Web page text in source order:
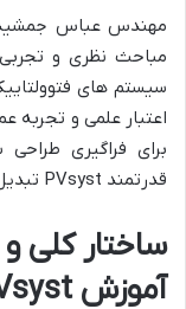
مهندس عباس جمشیدی
مباحث نظری و
سیستم های
اعتبار علمی و تجربه
برای فراگیری
قدرتمند PVsyst تبدیل می کند.
ساختار کلی
آموزش PVsyst